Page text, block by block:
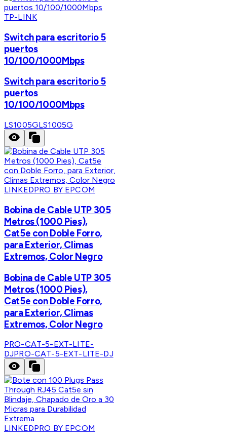
TP-LINK
Switch para escritorio 5
puertos
10/100/1000Mbps
Switch para escritorio 5
puertos
10/100/1000Mbps
LS1005GLS1005G
LINKEDPRO BY EPCOM
Bobina de Cable UTP 305
Metros (1000 Pies),
Cat5e con Doble Forro,
para Exterior, Climas
Extremos, Color Negro
Bobina de Cable UTP 305
Metros (1000 Pies),
Cat5e con Doble Forro,
para Exterior, Climas
Extremos, Color Negro
PRO-CAT-5-EXT-LITE-
DJPRO-CAT-5-EXT-LITE-DJ
LINKEDPRO BY EPCOM